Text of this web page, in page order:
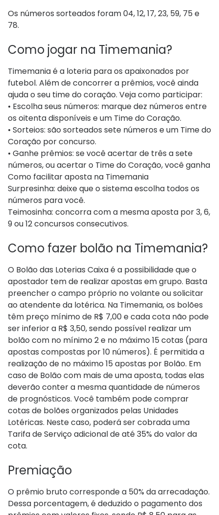
Os números sorteados foram 04, 12, 17, 23, 59, 75 e
78.
Como jogar na Timemania?
Timemania é a loteria para os apaixonados por
futebol. Além de concorrer a prêmios, você ainda
ajuda o seu time do coração. Veja como participar:
• Escolha seus números: marque dez números entre
os oitenta disponíveis e um Time do Coração.
• Sorteios: são sorteados sete números e um Time do
Coração por concurso.
• Ganhe prêmios: se você acertar de três a sete
números, ou acertar o Time do Coração, você ganha
Como facilitar aposta na Timemania
Surpresinha: deixe que o sistema escolha todos os
números para você.
Teimosinha: concorra com a mesma aposta por 3, 6,
9 ou 12 concursos consecutivos.
Como fazer bolão na Timemania?
O Bolão das Loterias Caixa é a possibilidade que o
apostador tem de realizar apostas em grupo. Basta
preencher o campo próprio no volante ou solicitar
ao atendente da lotérica. Na Timemania, os bolões
têm preço mínimo de R$ 7,00 e cada cota não pode
ser inferior a R$ 3,50, sendo possível realizar um
bolão com no mínimo 2 e no máximo 15 cotas (para
apostas compostas por 10 números). É permitida a
realização de no máximo 15 apostas por Bolão. Em
caso de Bolão com mais de uma aposta, todas elas
deverão conter a mesma quantidade de números
de prognósticos. Você também pode comprar
cotas de bolões organizados pelas Unidades
Lotéricas. Neste caso, poderá ser cobrada uma
Tarifa de Serviço adicional de até 35% do valor da
cota.
Premiação
O prêmio bruto corresponde a 50% da arrecadação.
Dessa porcentagem, é deduzido o pagamento dos